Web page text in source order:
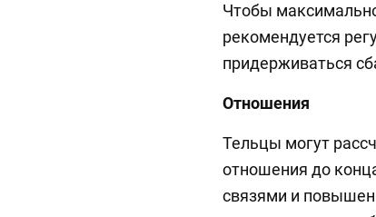
Чтобы
рекомендуется
придерживаться
Отношения
Тельцы могут
отношения до
связями и